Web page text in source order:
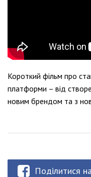
Короткий фільм про
платформи – від
новим брендом та з
Поділитися